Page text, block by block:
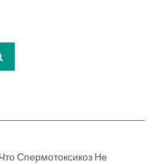
Спермотоксикоз Не